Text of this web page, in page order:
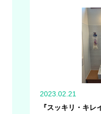
2023.02.21
『スッキリ・キ